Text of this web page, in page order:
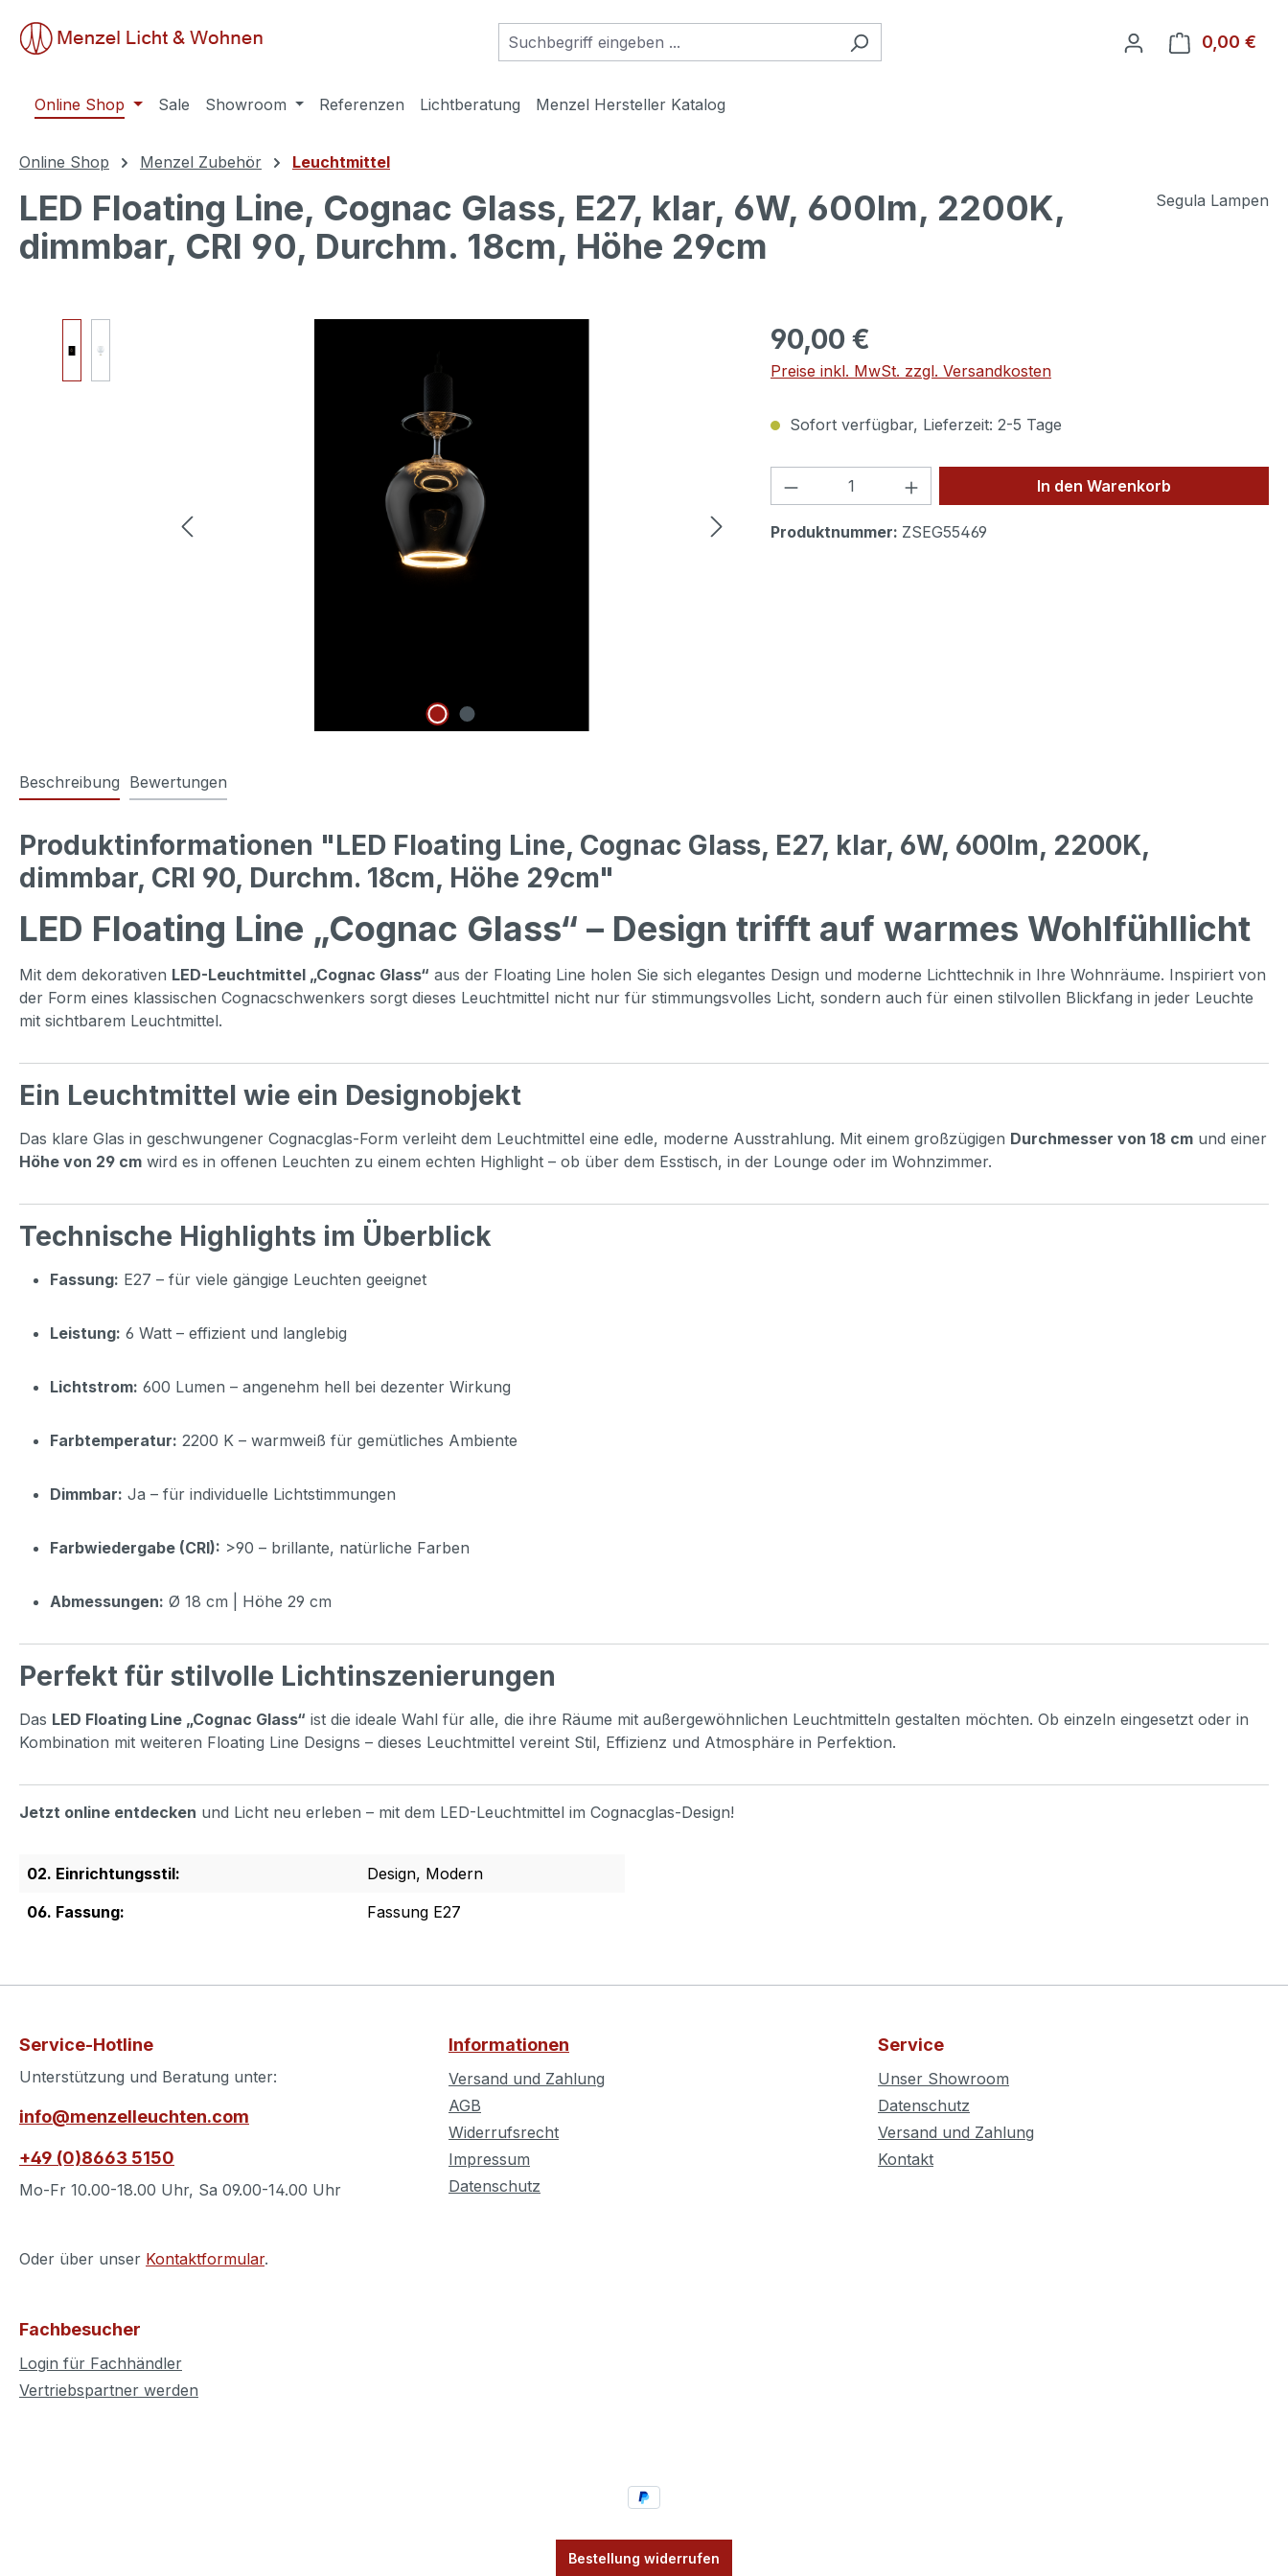
0,00 €
Online Shop Sale Showroom Referenzen Lichtberatung Menzel Hersteller Katalog
Online Shop Menzel Zubehör Leuchtmittel
LED Floating Line, Cognac Glass, E27, klar, 6W, 600lm, 2200K,
dimmbar, CRI 90, Durchm. 18cm, Höhe 29cm
Segula Lampen
90,00 €
Preise inkl. MwSt. zzgl. Versandkosten
Sofort verfügbar, Lieferzeit: 2-5 Tage
Produkt Anzahl: Gib den gewünschten Wert
In den Warenkorb
Produktnummer: ZSEG55469
Beschreibung Bewertungen
Produktinformationen "LED Floating Line, Cognac Glass, E27, klar, 6W, 600lm, 2200K,
dimmbar, CRI 90, Durchm. 18cm, Höhe 29cm"
LED Floating Line „Cognac Glass“ – Design trifft auf warmes Wohlfühllicht
Mit dem dekorativen LED-Leuchtmittel „Cognac Glass“ aus der Floating Line holen Sie sich elegantes Design und moderne Lichttechnik in Ihre Wohnräume. Inspiriert von
der Form eines klassischen Cognacschwenkers sorgt dieses Leuchtmittel nicht nur für stimmungsvolles Licht, sondern auch für einen stilvollen Blickfang in jeder Leuchte
mit sichtbarem Leuchtmittel.
Ein Leuchtmittel wie ein Designobjekt
Das klare Glas in geschwungener Cognacglas-Form verleiht dem Leuchtmittel eine edle, moderne Ausstrahlung. Mit einem großzügigen Durchmesser von 18 cm und einer
Höhe von 29 cm wird es in offenen Leuchten zu einem echten Highlight – ob über dem Esstisch, in der Lounge oder im Wohnzimmer.
Technische Highlights im Überblick
Fassung: E27 – für viele gängige Leuchten geeignet
Leistung: 6 Watt – effizient und langlebig
Lichtstrom: 600 Lumen – angenehm hell bei dezenter Wirkung
Farbtemperatur: 2200 K – warmweiß für gemütliches Ambiente
Dimmbar: Ja – für individuelle Lichtstimmungen
Farbwiedergabe (CRI): >90 – brillante, natürliche Farben
Abmessungen: Ø 18 cm | Höhe 29 cm
Perfekt für stilvolle Lichtinszenierungen
Das LED Floating Line „Cognac Glass“ ist die ideale Wahl für alle, die ihre Räume mit außergewöhnlichen Leuchtmitteln gestalten möchten. Ob einzeln eingesetzt oder in
Kombination mit weiteren Floating Line Designs – dieses Leuchtmittel vereint Stil, Effizienz und Atmosphäre in Perfektion.
Jetzt online entdecken und Licht neu erleben – mit dem LED-Leuchtmittel im Cognacglas-Design!
02. Einrichtungsstil:
Design, Modern
06. Fassung:
Fassung E27
Service-Hotline
Unterstützung und Beratung unter:
info@menzelleuchten.com
+49 (0)8663 5150
Mo-Fr 10.00-18.00 Uhr, Sa 09.00-14.00 Uhr
Oder über unser Kontaktformular.
Informationen
Versand und Zahlung
AGB
Widerrufsrecht
Impressum
Datenschutz
Service
Unser Showroom
Datenschutz
Versand und Zahlung
Kontakt
Fachbesucher
Login für Fachhändler
Vertriebspartner werden
Bestellung widerrufen